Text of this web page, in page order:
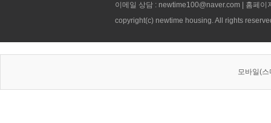
이메일 상담 : newtime100@naver.com | 홈페
copyright(c) newtime housing. All rights
모바일(